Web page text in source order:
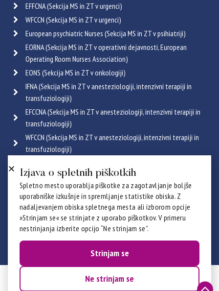
EFFCNA (Sekcija MS in ZT v urgenci)
WFCCN (Sekcija MS in ZT v urgenci)
European psychiatric Nurses (Sekcija MS in ZT v psihiatriji)
EORNA (Sekcija MS in ZT v operativni dejavnosti, European
Operating Room Nurses Association)
EONS (Sekcija MS in ZT v onkologiji)
IFNA (Sekcija MS in ZT v anesteziologiji, intenzivni terapiji in
transfuziologiji)
EFCCNA (Sekcija MS in ZT v anesteziologiji, intenzivni terapiji in
transfuziologiji)
WFCCN (Sekcija MS in ZT v anesteziologiji, intenzivni terapiji in
transfuziologiji)
ICRN (Sekcija MS in ZT v pulmologiji)
Poglej vse
Certifikati
© 2026 ZZBNS - ZSDMSBZTS. Vse pravice pridržane.
Izjava o spletnih piškotkih
Spletno mesto uporablja piškotke za zagotavljanje boljše
uporabniške izkušnje in spremljanje statistike obiska. Z
nadaljevanjem obiska spletnega mesta ali izborom opcije
»Strinjam se« se strinjate z uporabo piškotkov. V primeru
nestrinjanja izberite opcijo “Ne strinjam se”.
Strinjam se
Ne strinjam se